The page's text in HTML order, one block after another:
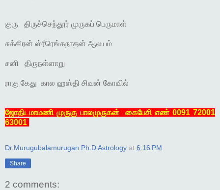
குரு திருச்செந்தூர் முருகப் பெருமாள்
சுக்கிரன் ஸ்ரீரெங்கநாதன் ஆலயம்
சனி திருநள்ளாறு
ராகு கேது கால ஹஸ்தி சிவன் கோவில்
ஜோதிடமாமணி முருகு பாலமுருகன் கைபேசி எண் 0091 72001
63001
Dr.Murugubalamurugan Ph.D Astrology at 6:16 PM
Share
2 comments: